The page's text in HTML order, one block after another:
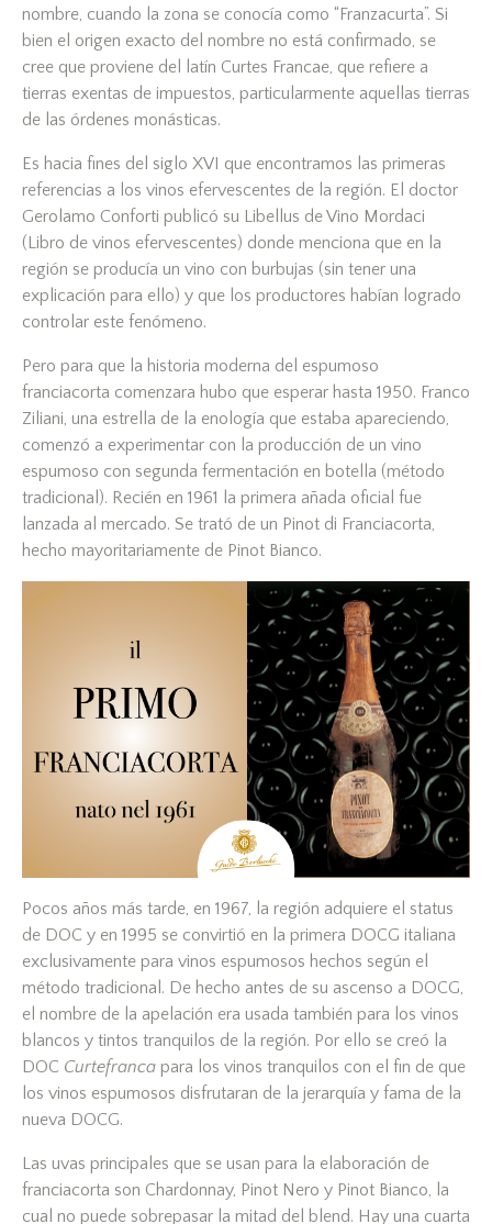
nombre, cuando la zona se conocía como “Franzacurta”. Si
bien el origen exacto del nombre no está confirmado, se
cree que proviene del latín Curtes Francae, que refiere a
tierras exentas de impuestos, particularmente aquellas tierras
de las órdenes monásticas.
Es hacia fines del siglo XVI que encontramos las primeras
referencias a los vinos efervescentes de la región. El doctor
Gerolamo Conforti publicó su Libellus de Vino Mordaci
(Libro de vinos efervescentes) donde menciona que en la
región se producía un vino con burbujas (sin tener una
explicación para ello) y que los productores habían logrado
controlar este fenómeno.
Pero para que la historia moderna del espumoso
franciacorta comenzara hubo que esperar hasta 1950. Franco
Ziliani, una estrella de la enología que estaba apareciendo,
comenzó a experimentar con la producción de un vino
espumoso con segunda fermentación en botella (método
tradicional). Recién en 1961 la primera añada oficial fue
lanzada al mercado. Se trató de un Pinot di Franciacorta,
hecho mayoritariamente de Pinot Bianco.
Pocos años más tarde, en 1967, la región adquiere el status
de DOC y en 1995 se convirtió en la primera DOCG italiana
exclusivamente para vinos espumosos hechos según el
método tradicional. De hecho antes de su ascenso a DOCG,
el nombre de la apelación era usada también para los vinos
blancos y tintos tranquilos de la región. Por ello se creó la
DOC Curtefranca para los vinos tranquilos con el fin de que
los vinos espumosos disfrutaran de la jerarquía y fama de la
nueva DOCG.
Las uvas principales que se usan para la elaboración de
franciacorta son Chardonnay, Pinot Nero y Pinot Bianco, la
cual no puede sobrepasar la mitad del blend. Hay una cuarta